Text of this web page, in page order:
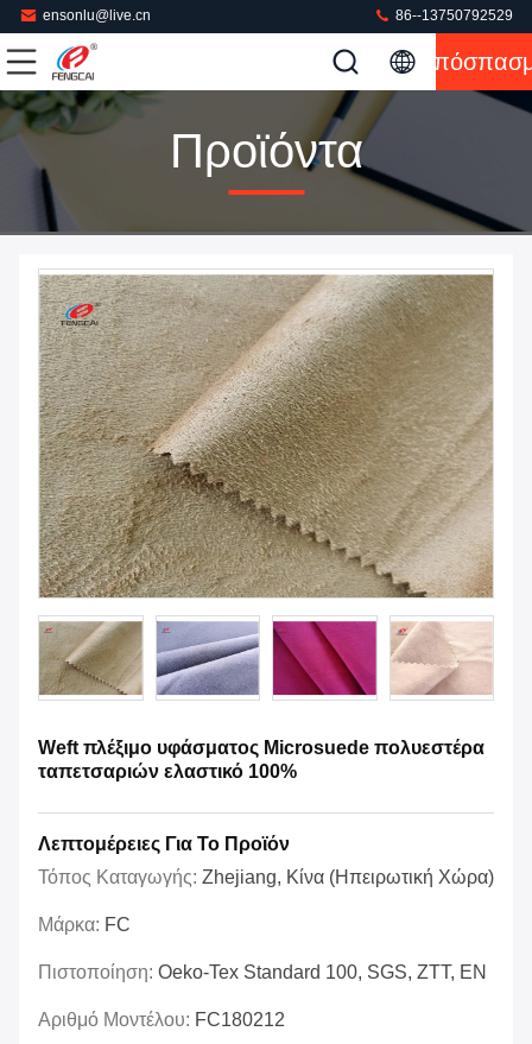
ensonlu@live.cn 86--13750792529
Προϊόντα
Weft πλέξιμο υφάσματος Microsuede πολυεστέρα
ταπετσαριών ελαστικό 100%
Λεπτομέρειες Για Το Προϊόν
Τόπος Καταγωγής: Zhejiang, Κίνα (ηπειρωτική Χώρα)
Μάρκα: FC
Πιστοποίηση: Oeko-Tex Standard 100, SGS, ZTT, EN
Αριθμό Μοντέλου: FC180212